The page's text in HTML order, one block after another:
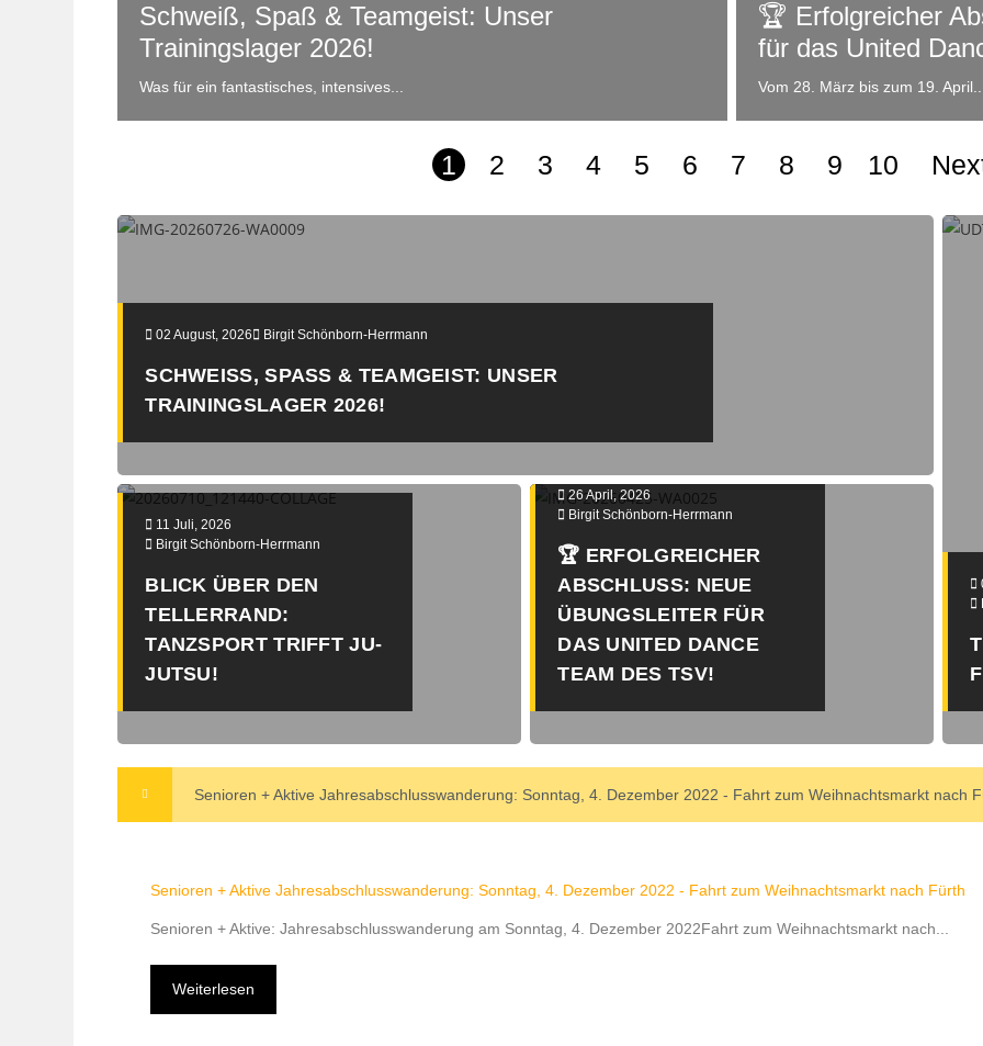
Schweiß, Spaß & Teamgeist: Unser
Trainingslager 2026!
Was für ein fantastisches, intensives...
🏆 Erfolgreicher
für das United
Vom 28. März bis zum 19.
1 2 3 4 5 6 7 8 9 10
02 August, 2026 Birgit Schönborn-Herrmann
SCHWEISS, SPASS & TEAMGEIST: UNSER TR
AININGSLAGER 2026!
11 Juli, 2026
Birgit Schönborn-Herrmann
BLICK ÜBER DEN
TELLERRAND:
TANZSPORT TRIFFT JU-
JUTSU!
26 April, 2026
Birgit Schönborn-Herrmann
🏆 ERFOLGREICHER
ABSCHLUSS: NEUE
ÜBUNGSLEITER FÜR
DAS UNITED DANCE
TEAM DES TSV!
Senioren + Aktive Jahresabschlusswanderung: Sonntag, 4. Dezember 2022 - Fahrt zum Weihnachtsmarkt nach
Senioren + Aktive Jahresabschlusswanderung: Sonntag, 4. Dezember 2022 - Fahrt zum Weihnachtsmarkt nach Fürth
Senioren + Aktive: Jahresabschlusswanderung am Sonntag, 4. Dezember 2022Fahrt zum Weihnachtsmarkt nach...
Weiterlesen